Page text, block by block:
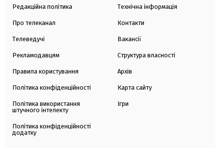
Редакційна політика
Про телеканал
Телеведучі
Рекламодавцям
Правила користування
Політика конфіденційності
Політика використання
штучного інтелекту
Політика конфіденційності
додатку
Технічна інформація
Контакти
Вакансії
Структура власності
Архів
Карта сайту
Ігри